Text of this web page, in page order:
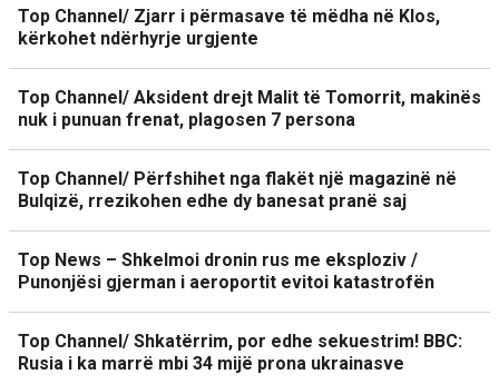
Top Channel/ Zjarr i përmasave të mëdha në Klos,
kërkohet ndërhyrje urgjente
Top Channel/ Aksident drejt Malit të Tomorrit, makinës
nuk i punuan frenat, plagosen 7 persona
Top Channel/ Përfshihet nga flakët një magazinë në
Bulqizë, rrezikohen edhe dy banesat pranë saj
Top News – Shkelmoi dronin rus me eksploziv /
Punonjësi gjerman i aeroportit evitoi katastrofën
Top Channel/ Shkatërrim, por edhe sekuestrim! BBC:
Rusia i ka marrë mbi 34 mijë prona ukrainasve